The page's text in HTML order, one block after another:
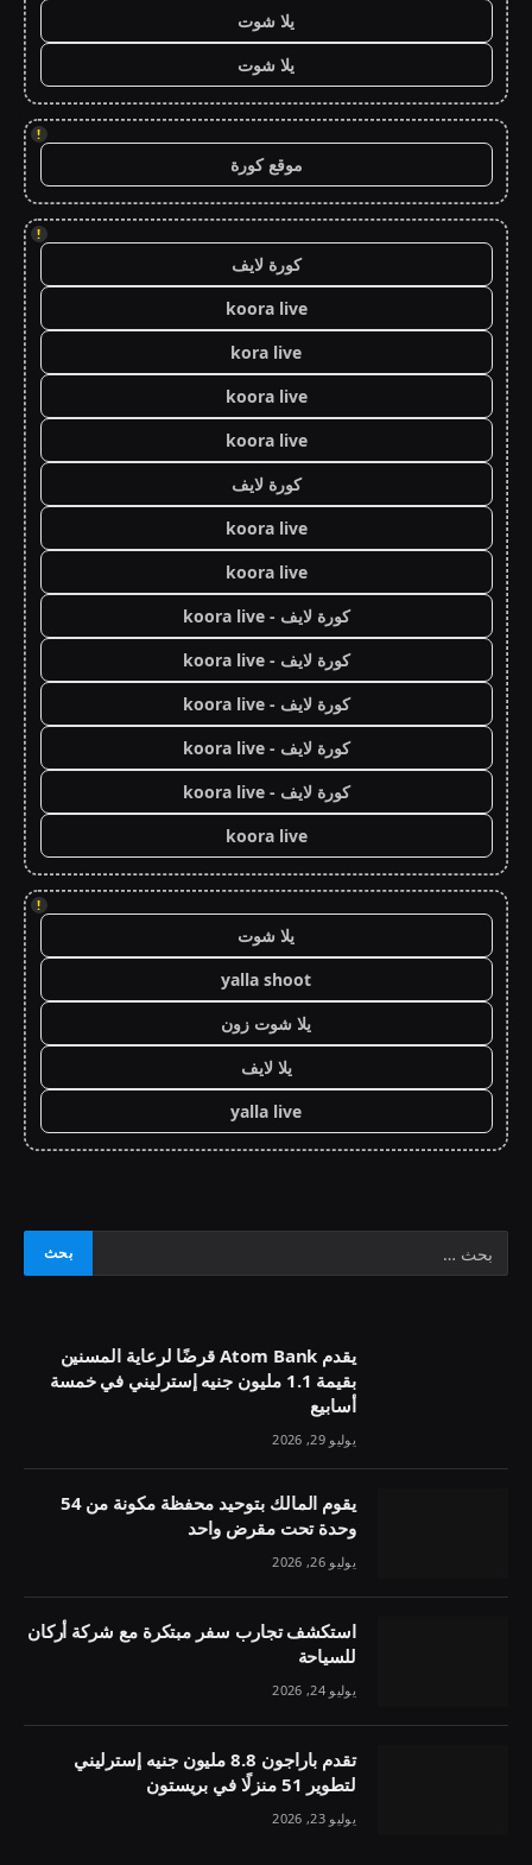
يلا شوت
يلا شوت
!
موقع كورة
!
كورة لايف
koora live
kora live
koora live
koora live
كورة لايف
koora live
koora live
كورة لايف - koora live
كورة لايف - koora live
كورة لايف - koora live
كورة لايف - koora live
كورة لايف - koora live
koora live
!
يلا شوت
yalla shoot
يلا شوت زون
يلا لايف
yalla live
يقدم Atom Bank قرضًا لرعاية المسنين
بقيمة 1.1 مليون جنيه إسترليني في خمسة
أسابيع
يوليو 29, 2026
يقوم المالك بتوحيد محفظة مكونة من 54
وحدة تحت مقرض واحد
يوليو 26, 2026
استكشف تجارب سفر مبتكرة مع شركة أركان
للسياحة
يوليو 24, 2026
تقدم باراجون 8.8 مليون جنيه إسترليني
لتطوير 51 منزلًا في بريستون
يوليو 23, 2026